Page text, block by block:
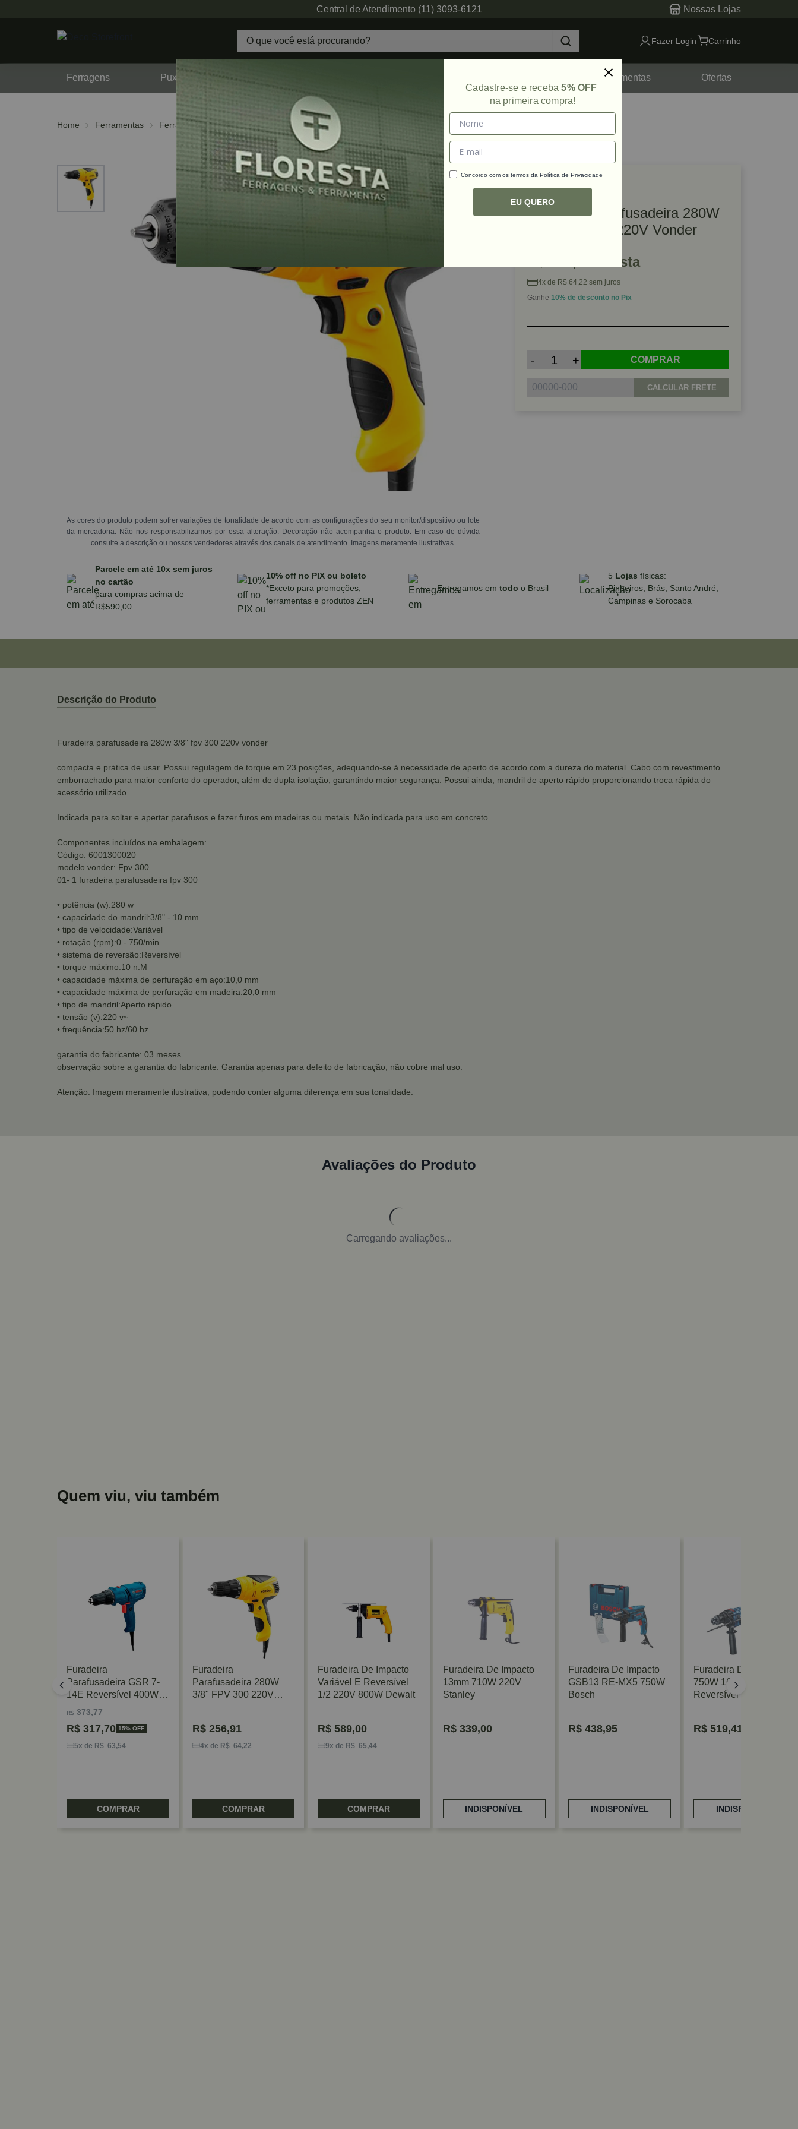
Central de Atendimento (11) 3093-6121 Nossas Lojas
Fazer Login Carrinho
Ferragens Puxadores Ferramentas Ofertas
Home Ferramentas Ferramentas Elétricas Furadeiras e Parafusadeiras
As cores do produto podem sofrer variações de tonalidade de acordo com as configurações do seu monitor/dispositivo ou lote
da mercadoria. Não nos responsabilizamos por essa alteração. Decoração não acompanha o produto. Em caso de dúvida
consulte a descrição ou nossos vendedores através dos canais de atendimento. Imagens meramente ilustrativas.
Ref: 62289
Furadeira Parafusadeira 280W
3/8" FPV 300 220V Vonder
R$ 256,91 à vista
4x de R$ 64,22 sem juros
Ganhe 10% de desconto no Pix
- + COMPRAR
CALCULAR FRETE
Parcele em até 10x sem juros
no cartão
para compras acima de
R$590,00
10% off no PIX ou boleto
*Exceto para promoções,
ferramentas e produtos ZEN
Entregamos em todo o Brasil
5 Lojas físicas:
Pinheiros, Brás, Santo André,
Campinas e Sorocaba
Descrição do Produto
Furadeira parafusadeira 280w 3/8" fpv 300 220v vonder
compacta e prática de usar. Possui regulagem de torque em 23 posições, adequando-se à necessidade de aperto de acordo com a dureza do material. Cabo com revestimento
emborrachado para maior conforto do operador, além de dupla isolação, garantindo maior segurança. Possui ainda, mandril de aperto rápido proporcionando troca rápida do
acessório utilizado.
Indicada para soltar e apertar parafusos e fazer furos em madeiras ou metais. Não indicada para uso em concreto.
Componentes incluídos na embalagem:
Código: 6001300020
modelo vonder: Fpv 300
01- 1 furadeira parafusadeira fpv 300
• potência (w):280 w
• capacidade do mandril:3/8" - 10 mm
• tipo de velocidade:Variável
• rotação (rpm):0 - 750/min
• sistema de reversão:Reversível
• torque máximo:10 n.M
• capacidade máxima de perfuração em aço:10,0 mm
• capacidade máxima de perfuração em madeira:20,0 mm
• tipo de mandril:Aperto rápido
• tensão (v):220 v~
• frequência:50 hz/60 hz
garantia do fabricante: 03 meses
observação sobre a garantia do fabricante: Garantia apenas para defeito de fabricação, não cobre mal uso.
Atenção: Imagem meramente ilustrativa, podendo conter alguma diferença em sua tonalidade.
Avaliações do Produto
Carregando avaliações...
Quem viu, viu também
Furadeira
Parafusadeira GSR 7-
14E Reversível 400W
220V Bosch
R$373,77
R$ 317,70 15% OFF
5x de R$ 63,54
COMPRAR
Furadeira
Parafusadeira 280W
3/8" FPV 300 220V
R$256,91
4x de R$ 64,22
COMPRAR
Furadeira De Impacto
Variável E Reversível
1/2 220V 800W Dewalt
R$589,00
9x de R$ 65,44
COMPRAR
Furadeira De Impacto
13mm 710W 220V
Stanley
R$339,00
INDISPONÍVEL
Furadeira De Impacto
GSB13 RE-MX5 750W
Bosch
R$ 438,95
INDISPONÍVEL
Furadeira De Impacto
750W 16-RE GSB
Reversível 127V Bosch
R$ 519,41
INDISPONÍVEL
Cadastre-se e receba5% OFF
na primeira compra!
Concordo com os termos da Política de Privacidade
EU QUERO